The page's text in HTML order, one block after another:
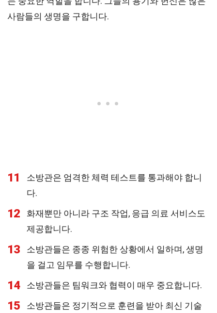
사람들의 생명을 구합니다.
11
소방관은 엄격한 체력 테스트를 통과해야 합니
다.
12
화재뿐만 아니라 구조 작업, 응급 의료 서비스도
제공합니다.
13
소방관들은 종종 위험한 상황에서 일하며, 생명
을 걸고 임무를 수행합니다.
14 소방관들은 팀워크와 협력이 매우 중요합니다.
15
소방관들은 정기적으로 훈련을 받아 최신 기술